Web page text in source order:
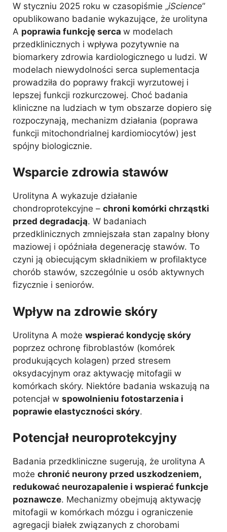
W styczniu 2025 roku w czasopiśmie „iScience”
opublikowano badanie wykazujące, że urolityna
A poprawia funkcję serca w modelach
przedklinicznych i wpływa pozytywnie na
biomarkery zdrowia kardiologicznego u ludzi. W
modelach niewydolności serca suplementacja
prowadziła do poprawy frakcji wyrzutowej i
lepszej funkcji rozkurczowej. Choć badania
kliniczne na ludziach w tym obszarze dopiero się
rozpoczynają, mechanizm działania (poprawa
funkcji mitochondrialnej kardiomiocytów) jest
spójny biologicznie.
Wsparcie zdrowia stawów
Urolityna A wykazuje działanie
chondroprotekcyjne – chroni komórki chrząstki
przed degradacją. W badaniach
przedklinicznych zmniejszała stan zapalny błony
maziowej i opóźniała degenerację stawów. To
czyni ją obiecującym składnikiem w profilaktyce
chorób stawów, szczególnie u osób aktywnych
fizycznie i seniorów.
Wpływ na zdrowie skóry
Urolityna A może wspierać kondycję skóry
poprzez ochronę fibroblastów (komórek
produkujących kolagen) przed stresem
oksydacyjnym oraz aktywację mitofagii w
komórkach skóry. Niektóre badania wskazują na
potencjał w spowolnieniu fotostarzenia i
poprawie elastyczności skóry.
Potencjał neuroprotekcyjny
Badania przedkliniczne sugerują, że urolityna A
może chronić neurony przed uszkodzeniem,
redukować neurozapalenie i wspierać funkcje
poznawcze. Mechanizmy obejmują aktywację
mitofagii w komórkach mózgu i ograniczenie
agregacji białek związanych z chorobami